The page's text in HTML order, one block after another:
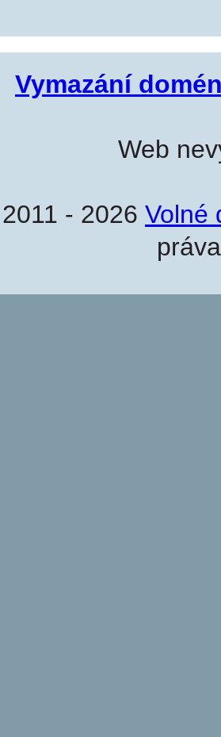
Vymazání
Web
- 2026 Volné